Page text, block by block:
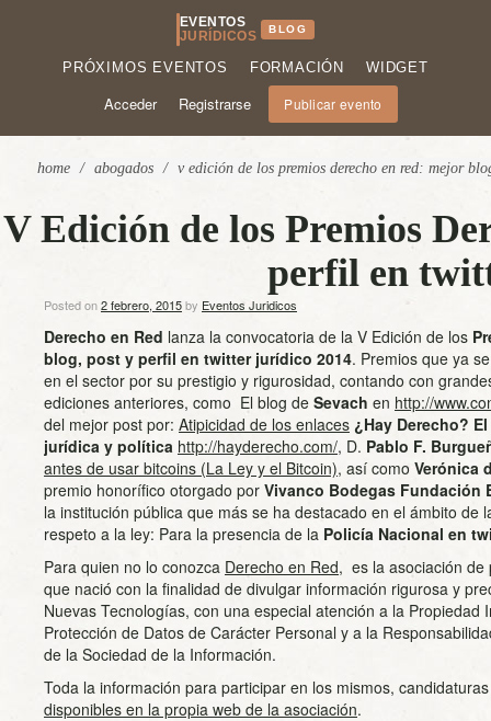
EVENTOS
JURÍDICOS
BLOG
PRÓXIMOS EVENTOS FORMACIÓN WIDGET
Acceder Registrarse Publicar evento
home / abogados / v edición de los premios derecho en red: mejor
V Edición de los Premios
perfil en
Posted on2 febrero, 2015by Eventos Juridicos
Derecho en Red lanza la convocatoria de la V Edición de los
blog, post y perfil en twitter jurídico 2014. Premios que ya
en el sector por su prestigio y rigurosidad, contando con
ediciones anteriores, como El blog de Sevach en http://
del mejor post por: Atipicidad de los enlaces ¿Hay Derecho?
jurídica y política http://hayderecho.com/, D. Pablo F.
antes de usar bitcoins (La Ley y el Bitcoin), así como Verónica
premio honorífico otorgado por Vivanco Bodegas Fundación
la institución pública que más se ha destacado en el ámbito de
respeto a la ley: Para la presencia de la Policía Nacional en
Para quien no lo conozca Derecho en Red, es la asociación
que nació con la finalidad de divulgar información rigurosa y
Nuevas Tecnologías, con una especial atención a la Propiedad
Protección de Datos de Carácter Personal y a la
de la Sociedad de la Información.
Toda la información para participar en los mismos,
disponibles en la propia web de la asociación.